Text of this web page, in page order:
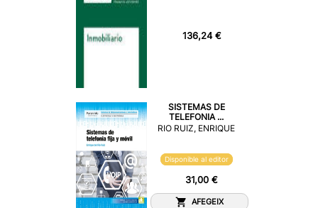
136,24 €
SISTEMAS DE
TELEFONIA ...
RIO RUIZ, ENRIQUE
Disponible al editor
31,00 €
AFEGEIX